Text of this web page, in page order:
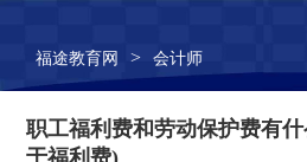
福途教育网 > 会计师
职工福利费和劳动保护费有
于福利费)